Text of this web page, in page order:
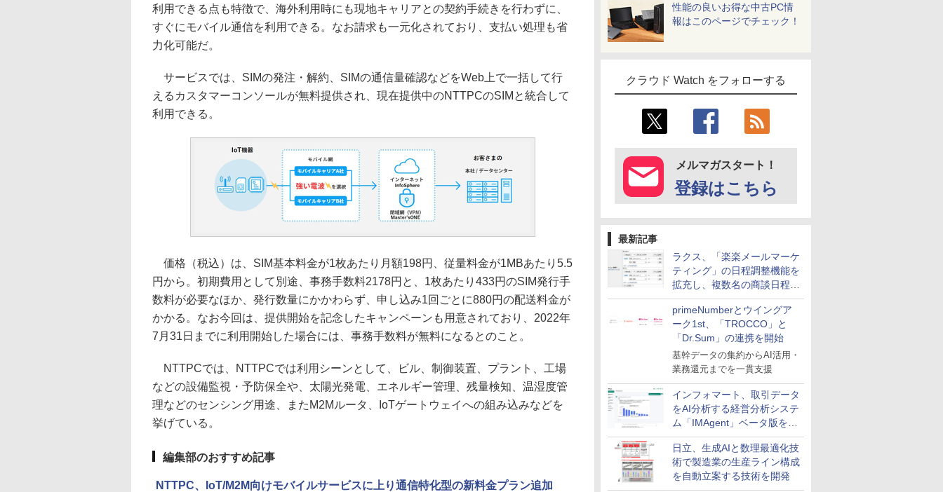
性能の良いお得な中古PC情
報はこのページでチェック！
クラウド Watch をフォローする
メルマガスタート！
登録はこちら
最新記事
ラクス、「楽楽メールマーケ
ティング」の日程調整機能を
拡充し、複数名の商談日程調
整を効率化
primeNumberとウイングア
ーク1st、「TROCCO」と
「Dr.Sum」の連携を開始
基幹データの集約からAI活用・
業務還元までを一貫支援
インフォマート、取引データ
をAI分析する経営分析システ
ム「IMAgent」ベータ版を提
供
日立、生成AIと数理最適化技
術で製造業の生産ライン構成
を自動立案する技術を開発
利用できる点も特徴で、海外利用時にも現地キャリアとの契約手続きを行わずに、
すぐにモバイル通信を利用できる。なお請求も一元化されており、支払い処理も省
力化可能だ。
サービスでは、SIMの発注・解約、SIMの通信量確認などをWeb上で一括して行
えるカスタマーコンソールが無料提供され、現在提供中のNTTPCのSIMと統合して
利用できる。
価格（税込）は、SIM基本料金が1枚あたり月額198円、従量料金が1MBあたり5.5
円から。初期費用として別途、事務手数料2178円と、1枚あたり433円のSIM発行手
数料が必要なほか、発行数量にかかわらず、申し込み1回ごとに880円の配送料金が
かかる。なお今回は、提供開始を記念したキャンペーンも用意されており、2022年
7月31日までに利用開始した場合には、事務手数料が無料になるとのこと。
NTTPCでは、NTTPCでは利用シーンとして、ビル、制御装置、プラント、工場
などの設備監視・予防保全や、太陽光発電、エネルギー管理、残量検知、温湿度管
理などのセンシング用途、またM2Mルータ、IoTゲートウェイへの組み込みなどを
挙げている。
編集部のおすすめ記事
NTTPC、IoT/M2M向けモバイルサービスに上り通信特化型の新料金プラン追加